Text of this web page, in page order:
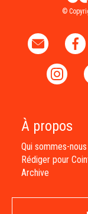
©
À propos
Qui sommes-nous
Rédiger pour
Archive